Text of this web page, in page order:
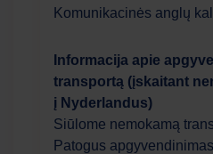
Komunikacinės anglų
Informacija apie
transportą (įskaitant
į Nyderlandus)
Siūlome nemokamą
Patogus